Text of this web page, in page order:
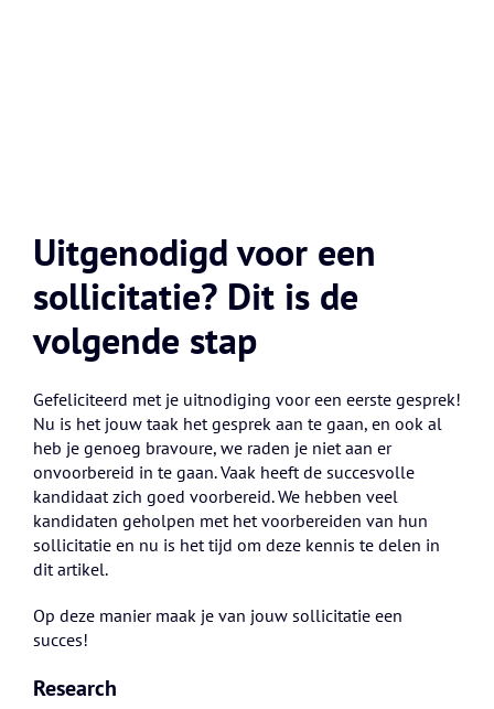
Uitgenodigd voor een
sollicitatie? Dit is de
volgende stap
Gefeliciteerd met je uitnodiging voor een eerste gesprek!
Nu is het jouw taak het gesprek aan te gaan, en ook al
heb je genoeg bravoure, we raden je niet aan er
onvoorbereid in te gaan. Vaak heeft de succesvolle
kandidaat zich goed voorbereid. We hebben veel
kandidaten geholpen met het voorbereiden van hun
sollicitatie en nu is het tijd om deze kennis te delen in
dit artikel.
Op deze manier maak je van jouw sollicitatie een
succes!
Research